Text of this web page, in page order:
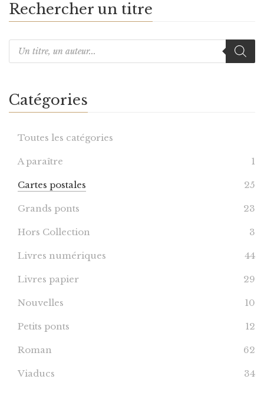
Rechercher un titre
Catégories
Toutes les catégories
A paraître 1
Cartes postales 25
Grands ponts 23
Hors Collection 3
Livres numériques 44
Livres papier 29
Nouvelles 10
Petits ponts 12
Roman 62
Viaducs 34